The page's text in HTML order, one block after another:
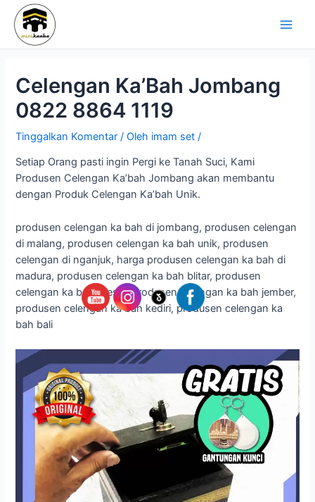
Lewati
konten
Celengan Ka’Bah Jombang
0822 8864 1119
Tinggalkan Komentar / Oleh imam set/
Setiap Orang pasti ingin Pergi ke Tanah Suci, Kami
Produsen Celengan Ka’bah Jombang akan membantu
dengan Produk Celengan Ka’bah Unik.
produsen celengan ka bah di jombang, produsen celengan
di malang, produsen celengan ka bah unik, produsen
celengan di nganjuk, harga produsen celengan ka bah di
madura, produsen celengan ka bah blitar, produsen
celengan ka bah gresik, produsen celengan ka bah jember,
produsen celengan ka bah kediri, produsen celengan ka
bah bali
Navigasi
pos